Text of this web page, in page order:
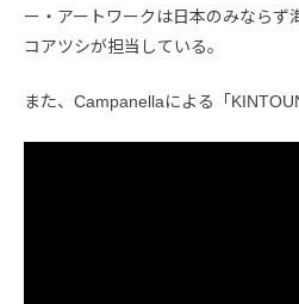
ー・アートワークは日本のみならず
コアツシが担当している。
また、Campanellaによる「